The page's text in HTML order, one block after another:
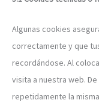
Algunas cookies
correctamente y que
recordándose. Al
visita a nuestra web.
repetidamente la